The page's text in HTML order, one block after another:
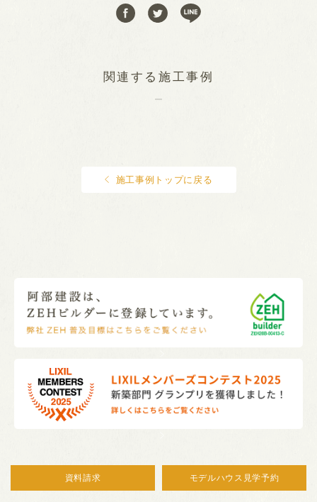
関連する施工事例
施工事例トップに戻る
資料請求 モデルハウス見学予約